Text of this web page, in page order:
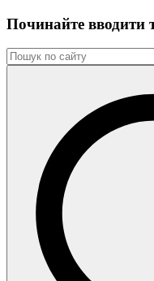
Починайте вводити